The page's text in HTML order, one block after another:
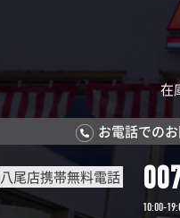
在
お電話での
八尾店携帯無料電話
10:00-